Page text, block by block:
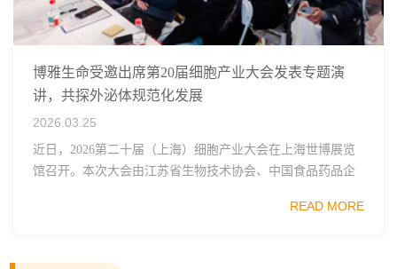
博雅生命受邀出席第20届细胞产业大会发表专题演
讲，共探外泌体规范化发展
2026.03.25
近日，2026第二十届（上海）细胞产业大会在上海世博展览
馆召开。本次大会由江苏省生物技术协会、中国食品药品企
范区生物医药行业协会、瑞士日内瓦长寿科学...
READ MORE